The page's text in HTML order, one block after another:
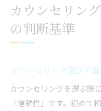
カウンセリング
択をする
自分に合う相談先
カウンセリング
るポイント
カウンセリン
の判断基準
カウンセリング選びで
カウンセリングを選ぶ際
「信頼性」です。初めて